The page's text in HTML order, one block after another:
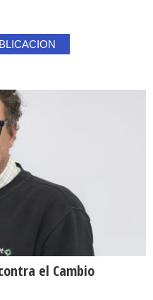
el Cambio